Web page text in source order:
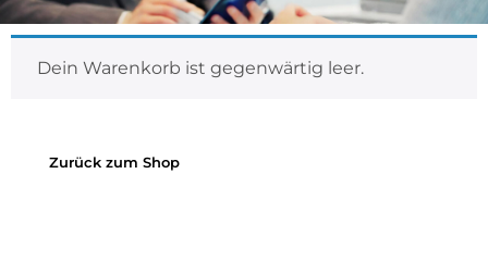
Dein Warenkorb ist gegenwärtig leer.
Zurück zum Shop